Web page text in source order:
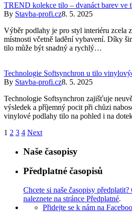
TREND kolekce tilo – dvanáct barev ve
By Stavba-profi.cz8. 5. 2025
Výběr podlahy je pro styl interiéru zcela
místnosti včetně ladění vybavení. Díky
tilo může být snadný a rychlý…
Technologie Softsynchron u tilo
By Stavba-profi.cz8. 5. 2025
Technologie Softsynchron zajišťuje
výsledek a příjemný pocit při chůzi
vinylové podlahy tilo na pohled i na
1 2 3 4 Next
Naše časopisy
Předplatné časopisů
Chcete si naše časopisy
naleznete na stránce Předplatné.
Přidejte se k nám na